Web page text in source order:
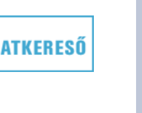
-